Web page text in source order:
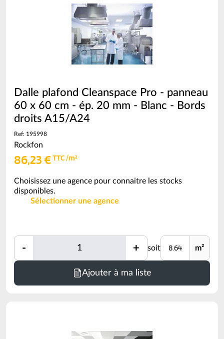
conditionnement)
Dalle plafond Cleanspace Pro - panneau
60 x 60 cm - ép. 20 mm - Blanc - Bords
droits A15/A24
Ref: 195998
Rockfon
86,23 €TTC /m²
Choisissez une agence pour connaitre les stocks
disponibles.
Sélectionner une agence
- Quantité + soit Unité m²
Ajouter à ma liste
Minimum